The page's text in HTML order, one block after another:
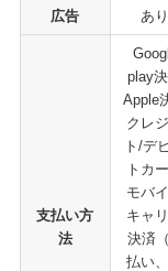
広告 あり
支払い方
法
play
Apple
クレ
ト/デ
トカ
モバ
キャ
決済
払い